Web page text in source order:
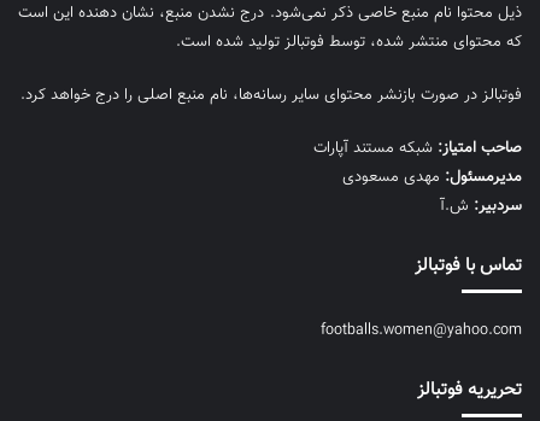
ذیل محتوا نام منبع خاصی ذکر نمی‌‎شود. درج نشدن منبع، نشان دهنده این است
که محتوای منتشر شده، توسط فوتبالز تولید شده است.
فوتبالز در صورت بازنشر محتوای سایر رسانه‌ها، نام منبع اصلی را درج خواهد کرد.
صاحب امتیاز: شبکه مستند آپارات
مديرمسئول: مهدی مسعودی
سردبیر: ش.آ
تماس با فوتبالز
footballs.women@yahoo.com
تحریریه فوتبالز